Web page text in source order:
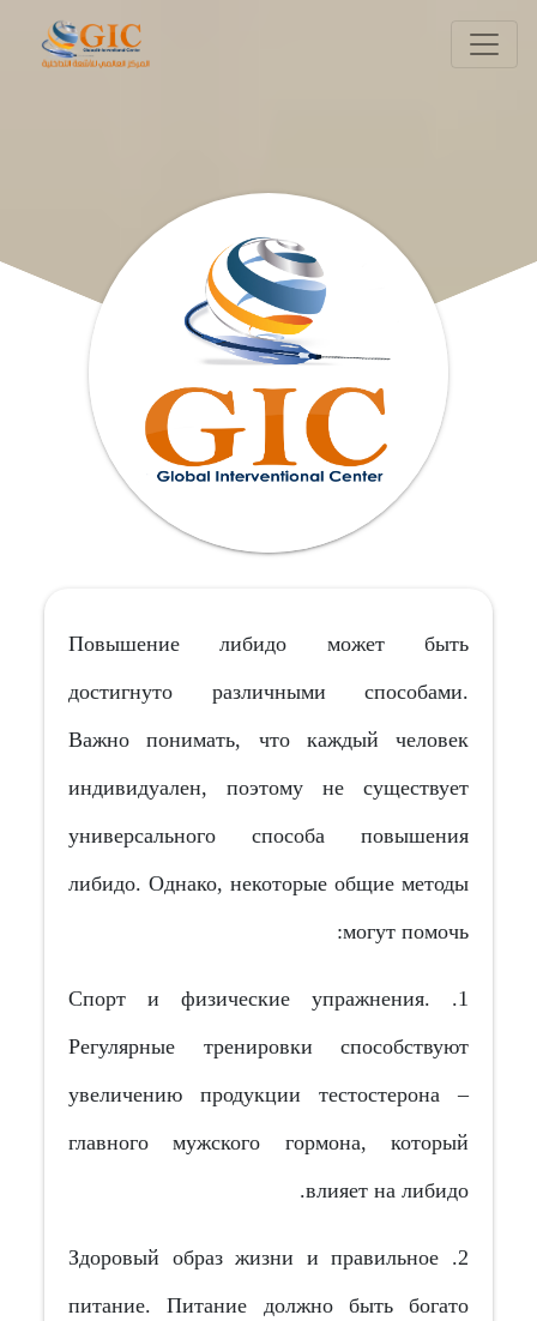
Повышение либидо может быть
достигнуто различными способами.
Важно понимать, что каждый человек
индивидуален, поэтому не существует
универсального способа повышения
либидо. Однако, некоторые общие методы
могут помочь:
1. Спорт и физические упражнения.
Регулярные тренировки способствуют
увеличению продукции тестостерона –
главного мужского гормона, который
влияет на либидо.
2. Здоровый образ жизни и правильное
питание. Питание должно быть богато